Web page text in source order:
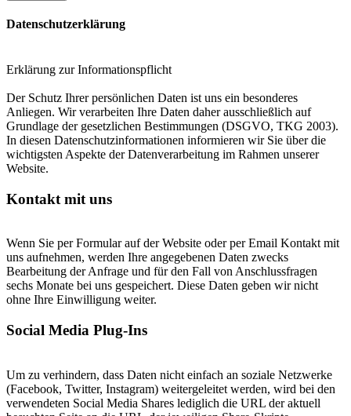
Datenschutzerklärung
Erklärung zur Informationspflicht
Der Schutz Ihrer persönlichen Daten ist uns ein besonderes
Anliegen. Wir verarbeiten Ihre Daten daher ausschließlich auf
Grundlage der gesetzlichen Bestimmungen (DSGVO, TKG 2003).
In diesen Datenschutzinformationen informieren wir Sie über die
wichtigsten Aspekte der Datenverarbeitung im Rahmen unserer
Website.
Kontakt mit uns
Wenn Sie per Formular auf der Website oder per Email Kontakt mit
uns aufnehmen, werden Ihre angegebenen Daten zwecks
Bearbeitung der Anfrage und für den Fall von Anschlussfragen
sechs Monate bei uns gespeichert. Diese Daten geben wir nicht
ohne Ihre Einwilligung weiter.
Social Media Plug-Ins
Um zu verhindern, dass Daten nicht einfach an soziale Netzwerke
(Facebook, Twitter, Instagram) weitergeleitet werden, wird bei den
verwendeten Social Media Shares lediglich die URL der aktuell